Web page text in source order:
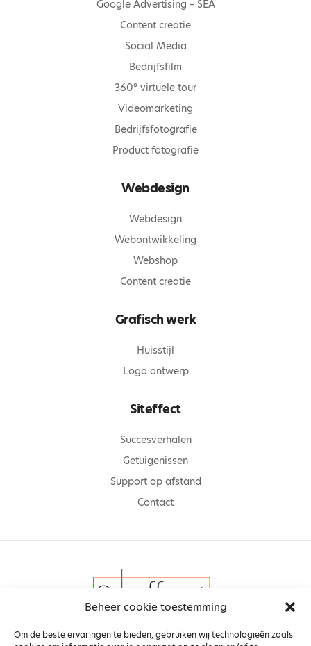
Beheer cookie toestemming
Om de beste ervaringen te bieden, gebruiken wij technologieën zoals
Google Advertising – SEA
Content creatie
Social Media
Bedrijfsfilm
360° virtuele tour
Videomarketing
Bedrijfsfotografie
Product fotografie
Webdesign
Webdesign
Webontwikkeling
Webshop
Content creatie
Grafisch werk
Huisstijl
Logo ontwerp
Siteffect
Succesverhalen
Getuigenissen
Support op afstand
Contact